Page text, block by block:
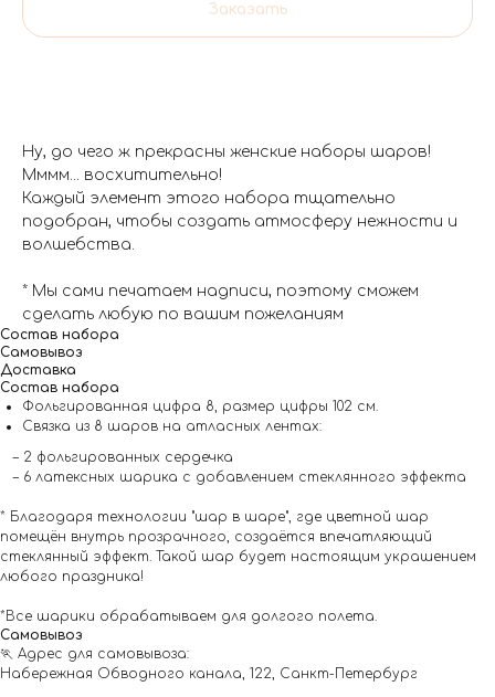
Заказать
Ну, до чего ж прекрасны женские наборы шаров!
Мммм... восхитительно!
Каждый элемент этого набора тщательно
подобран, чтобы создать атмосферу нежности и
волшебства.
* Мы сами печатаем надписи, поэтому сможем
сделать любую по вашим пожеланиям
Состав набора
Самовывоз
Доставка
Состав набора
Фольгированная цифра 8, размер цифры 102 см.
Связка из 8 шаров на атласных лентах:
– 2 фольгированных сердечка
– 6 латексных шарика с добавлением стеклянного эффекта
* Благодаря технологии "шар в шаре", где цветной шар
помещён внутрь прозрачного, создаётся впечатляющий
стеклянный эффект. Такой шар будет настоящим украшением
любого праздника!
*Все шарики обрабатываем для долгого полета.
Самовывоз
🏃 Адрес для самовывоза:
Набережная Обводного канала, 122, Санкт-Петербург